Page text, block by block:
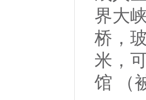
界大
桥，
米，
馆 （